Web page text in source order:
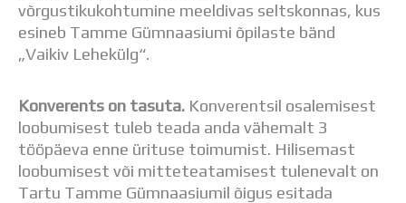
võrgustikukohtumine meeldivas seltskonnas, kus
esineb Tamme Gümnaasiumi õpilaste bänd
„Vaikiv Lehekülg“.
Konverents on tasuta. Konverentsil osalemisest
loobumisest tuleb teada anda vähemalt 3
tööpäeva enne ürituse toimumist. Hilisemast
loobumisest või mitteteatamisest tulenevalt on
Tartu Tamme Gümnaasiumil õigus esitada